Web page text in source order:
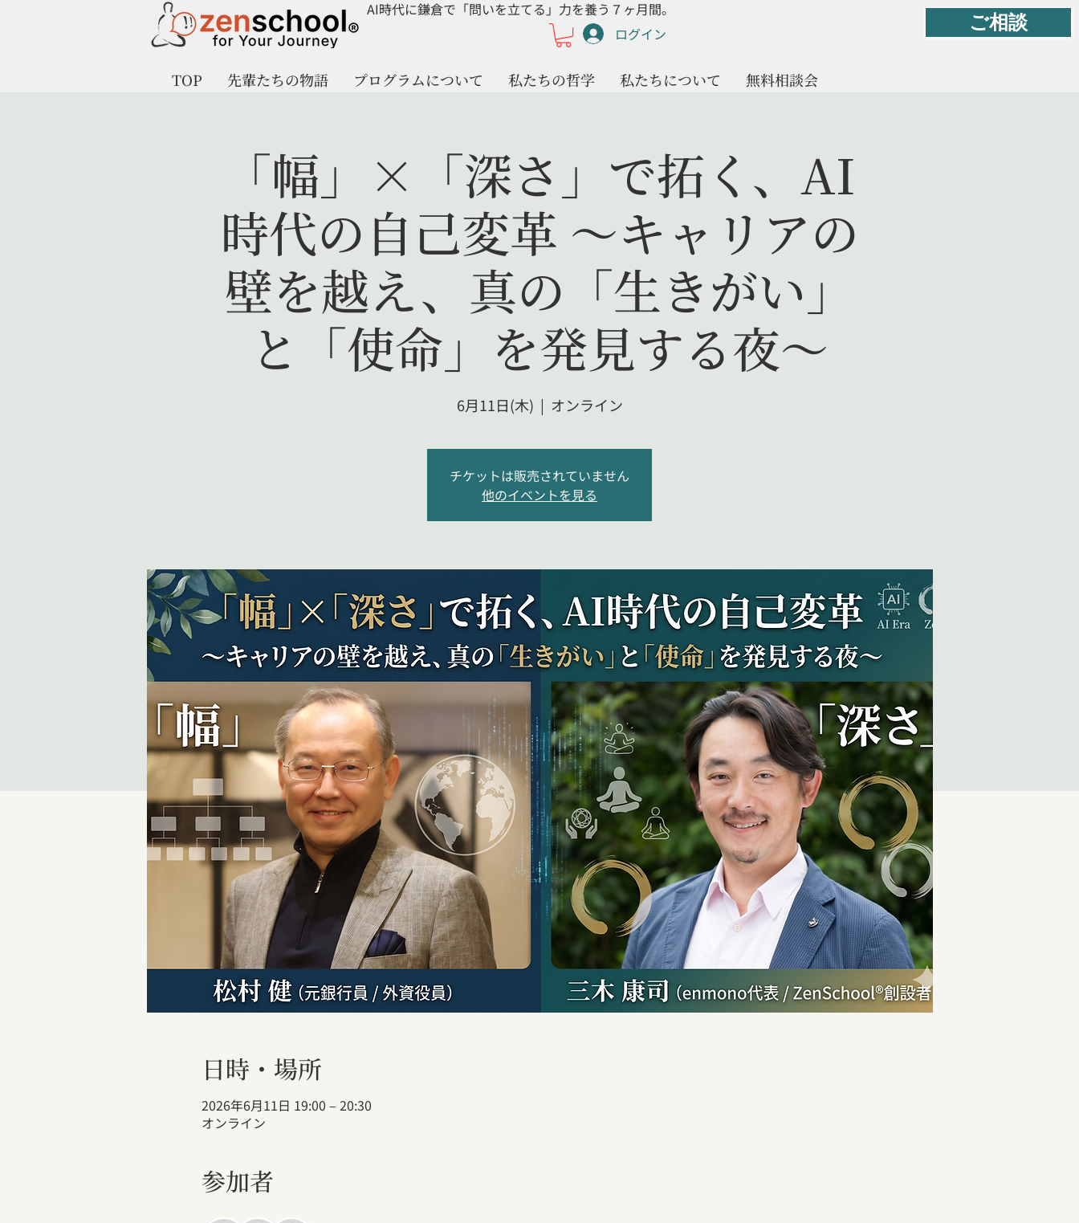
ご相談
AI時代に鎌倉で「問いを立てる」力を養う７ヶ月間。
ログイン
TOP 先輩たちの物語 プログラムについて 私たちの哲学 私たちについて 無料相談会
「幅」×「深さ」で拓く、AI
時代の自己変革 〜キャリアの
壁を越え、真の「生きがい」
と「使命」を発見する夜〜
6月11日(木)
  |
オンライン
チケットは販売されていません
他のイベントを見る
日時・場所
2026年6月11日 19:00 – 20:30
オンライン
参加者